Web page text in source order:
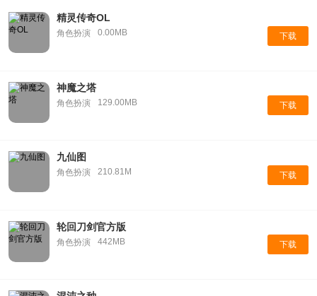
精灵传奇OL
角色扮演 0.00MB 下载
神魔之塔
角色扮演 129.00MB 下载
九仙图
角色扮演 210.81M 下载
轮回刀剑官方版
角色扮演 442MB 下载